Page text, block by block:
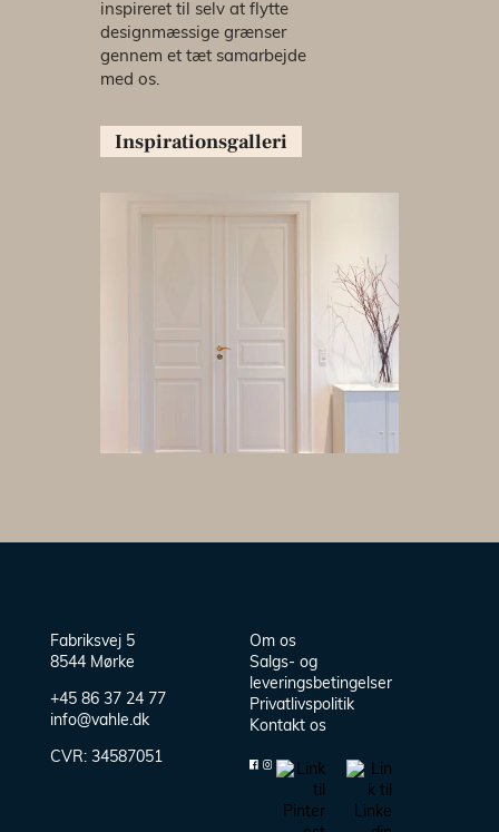
inspireret til selv at flytte
designmæssige grænser
gennem et tæt samarbejde
med os.
Inspirationsgalleri
Fabriksvej 5
8544 Mørke
+45 86 37 24 77
info@vahle.dk
CVR: 34587051
Om os
Salgs- og
leveringsbetingelser
Privatlivspolitik
Kontakt os